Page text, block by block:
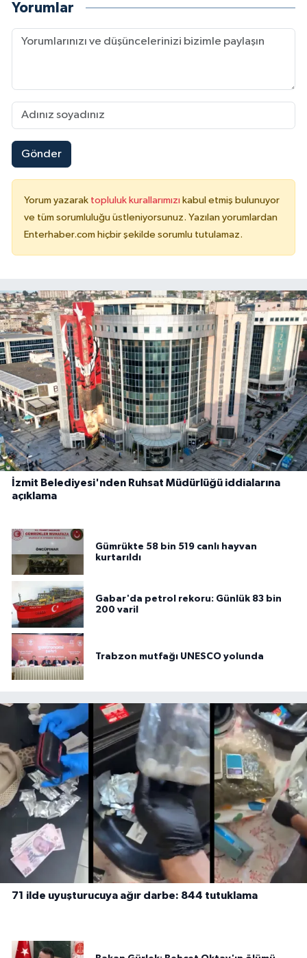
Yorumlar
Gönder
Yorum yazarak topluluk kurallarımızı kabul etmiş bulunuyor
ve tüm sorumluluğu üstleniyorsunuz. Yazılan yorumlardan
Enterhaber.com hiçbir şekilde sorumlu tutulamaz.
İzmit Belediyesi'nden Ruhsat Müdürlüğü iddialarına
açıklama
Gümrükte 58 bin 519 canlı hayvan
kurtarıldı
Gabar'da petrol rekoru: Günlük 83 bin
200 varil
Trabzon mutfağı UNESCO yolunda
71 ilde uyuşturucuya ağır darbe: 844 tutuklama